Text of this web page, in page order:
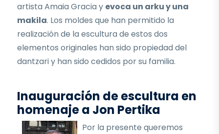
artista Amaia Gracia y evoca un arku y una
makila. Los moldes que han permitido la
realización de la escultura de estos dos
elementos originales han sido propiedad del
dantzari y han sido cedidos por su familia.
Inauguración de escultura en
homenaje a Jon Pertika
Por la presente queremos